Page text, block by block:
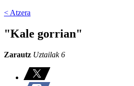
< Atzera
"Kale gorrian"
Zarautz Uztailak 6